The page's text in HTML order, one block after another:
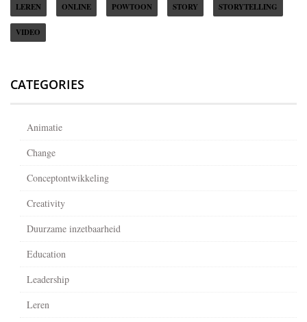
LEREN ONLINE POWTOON STORY STORYTELLING
VIDEO
CATEGORIES
Animatie
Change
Conceptontwikkeling
Creativity
Duurzame inzetbaarheid
Education
Leadership
Leren